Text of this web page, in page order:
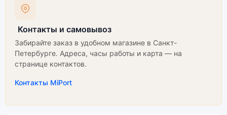
Контакты и самовывоз
Забирайте заказ в удобном магазине в Санкт-
Петербурге. Адреса, часы работы и карта — на
странице контактов.
Контакты MiPort